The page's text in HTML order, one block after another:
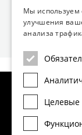
Регионы
Новостройки
Мы используем
улучшения
анализа
Целевые